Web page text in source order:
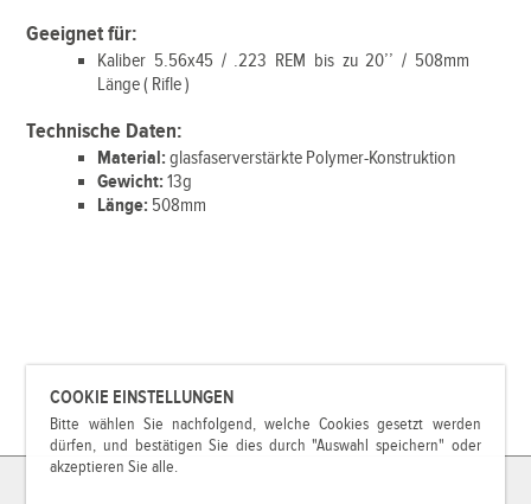
COOKIE EINSTELLUNGEN
Bitte wählen Sie nachfolgend, welche Cookies gesetzt werden
dürfen, und bestätigen Sie dies durch "Auswahl speichern" oder
akzeptieren Sie alle.
Geeignet für:
Kaliber 5.56x45 / .223 REM bis zu 20’’ / 508mm
Länge ( Rifle )
Technische Daten:
Material:glasfaserverstärkte Polymer-Konstruktion
Gewicht:13g
Länge: 508mm